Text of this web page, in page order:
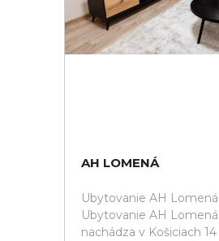
AH LOMENÁ
Ubytovanie AH Lomená.
Ubytovanie AH Lomená
nachádza v Košiciach